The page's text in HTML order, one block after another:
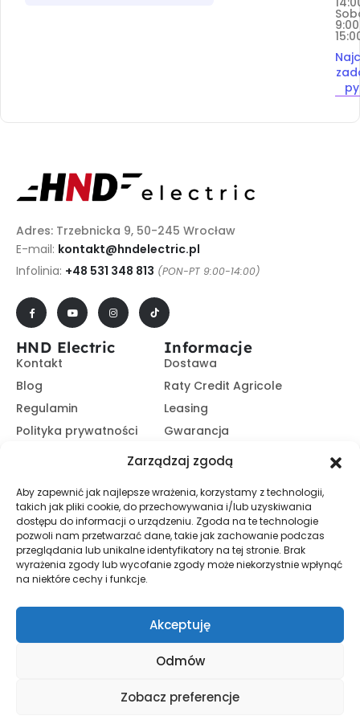
Zarządzaj zgodą
Aby zapewnić jak najlepsze wrażenia, korzystamy z technologii,
takich jak pliki cookie, do przechowywania i/lub uzyskiwania
dostępu do informacji o urządzeniu. Zgoda na te technologie
pozwoli nam przetwarzać dane, takie jak zachowanie podczas
przeglądania lub unikalne identyfikatory na tej stronie. Brak
wyrażenia zgody lub wycofanie zgody może niekorzystnie wpłynąć
na niektóre cechy i funkcje.
Akceptuję
Odmów
Zobacz preferencje
Adres: Trzebnicka 9, 50-245 Wrocław
E-mail: kontakt@hndelectric.pl
Infolinia: +48 531 348 813 (PON-PT 9:00-14:00)
HND Electric
Kontakt
Blog
Regulamin
Polityka prywatności
Informacje
Dostawa
Raty Credit Agricole
Leasing
Gwarancja
14 dni na zwrot
Program partnerski
Zasubskrybuj nasz Newsletter
Zapisz Się
© HND Electric. 2025 - Wszelkie prawa zastrzeżone